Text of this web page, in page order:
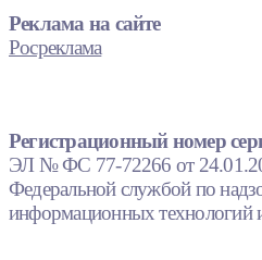
Реклама на сайте
Росреклама
Регистрационный номер
ЭЛ № ФС 77-72266 от
Федеральной службой по
информационных технологий